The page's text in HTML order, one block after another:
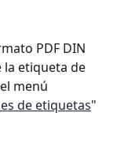
PDF DIN
la etiqueta de
menú
de etiquetas"